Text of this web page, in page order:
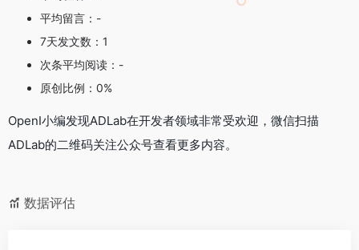
平均留言：-
7天发文数：1
次条平均阅读：-
原创比例：0%
OpenI小编发现ADLab在开发者领域非常受欢迎，微信扫描
ADLab的二维码关注公众号查看更多内容。
数据评估